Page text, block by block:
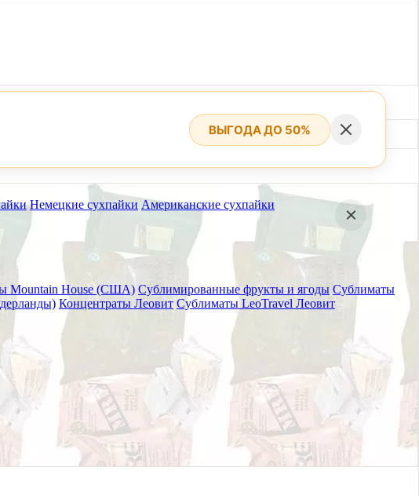
Немецкие сухпайки Американские сухпайки
Mountain House (США) Сублимированные фрукты и ягоды Сублиматы
Концентраты Леовит Сублиматы LeoTravel Леовит
ВЫГОДА ДО 50%